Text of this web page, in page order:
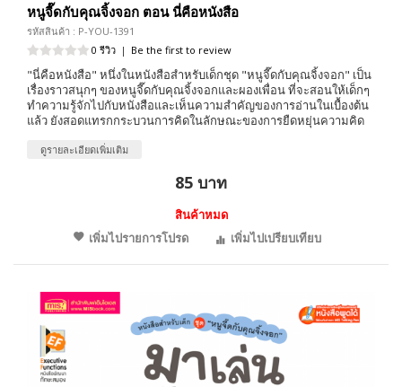
หนูจี๊ดกับคุณจิ้งจอก ตอน นี่คือหนังสือ
รหัสสินค้า : P-YOU-1391
0 รีวิว | Be the first to review
"นี่คือหนังสือ" หนึ่งในหนังสือสำหรับเด็กชุด "หนูจี๊ดกับคุณจิ้งจอก" เป็น
เรื่องราวสนุกๆ ของหนูจี๊ดกับคุณจิ้งจอกและผองเพื่อน ที่จะสอนให้เด็กๆ
ทำความรู้จักไปกับหนังสือและเห็นความสำคัญของการอ่านในเบื้องต้น
แล้ว ยังสอดแทรกกระบวนการคิดในลักษณะของการยืดหยุ่นความคิด
ดูรายละเอียดเพิ่มเติม
85 บาท
สินค้าหมด
เพิ่มไปรายการโปรด
เพิ่มไปเปรียบเทียบ